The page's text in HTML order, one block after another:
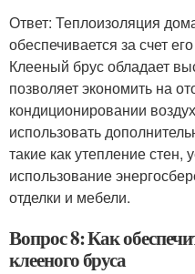
Ответ: Теплоизоляция
обеспечивается за счет
Клееный брус обладает
позволяет экономить на
кондиционировании
использовать
такие как утепление стен,
использование
отделки и мебели.
Вопрос 8: Как
клееного бруса